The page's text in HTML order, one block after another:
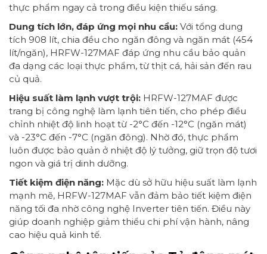
thực phẩm ngay cả trong điều kiện thiếu sáng.
Dung tích lớn, đáp ứng mọi nhu cầu: Với tổng dung
tích 908 lít, chia đều cho ngăn đông và ngăn mát (454
lít/ngăn), HRFW-127MAF đáp ứng nhu cầu bảo quản
đa dạng các loại thực phẩm, từ thịt cá, hải sản đến rau
củ quả.
Hiệu suất làm lạnh vượt trội: HRFW-127MAF được
trang bị công nghệ làm lạnh tiên tiến, cho phép điều
chỉnh nhiệt độ linh hoạt từ -2°C đến -12°C (ngăn mát)
và -23°C đến -7°C (ngăn đông). Nhờ đó, thực phẩm
luôn được bảo quản ở nhiệt độ lý tưởng, giữ trọn độ tươi
ngon và giá trị dinh dưỡng.
Tiết kiệm điện năng: Mặc dù sở hữu hiệu suất làm lạnh
mạnh mẽ, HRFW-127MAF vẫn đảm bảo tiết kiệm điện
năng tối đa nhờ công nghệ Inverter tiên tiến. Điều này
giúp doanh nghiệp giảm thiểu chi phí vận hành, nâng
cao hiệu quả kinh tế.